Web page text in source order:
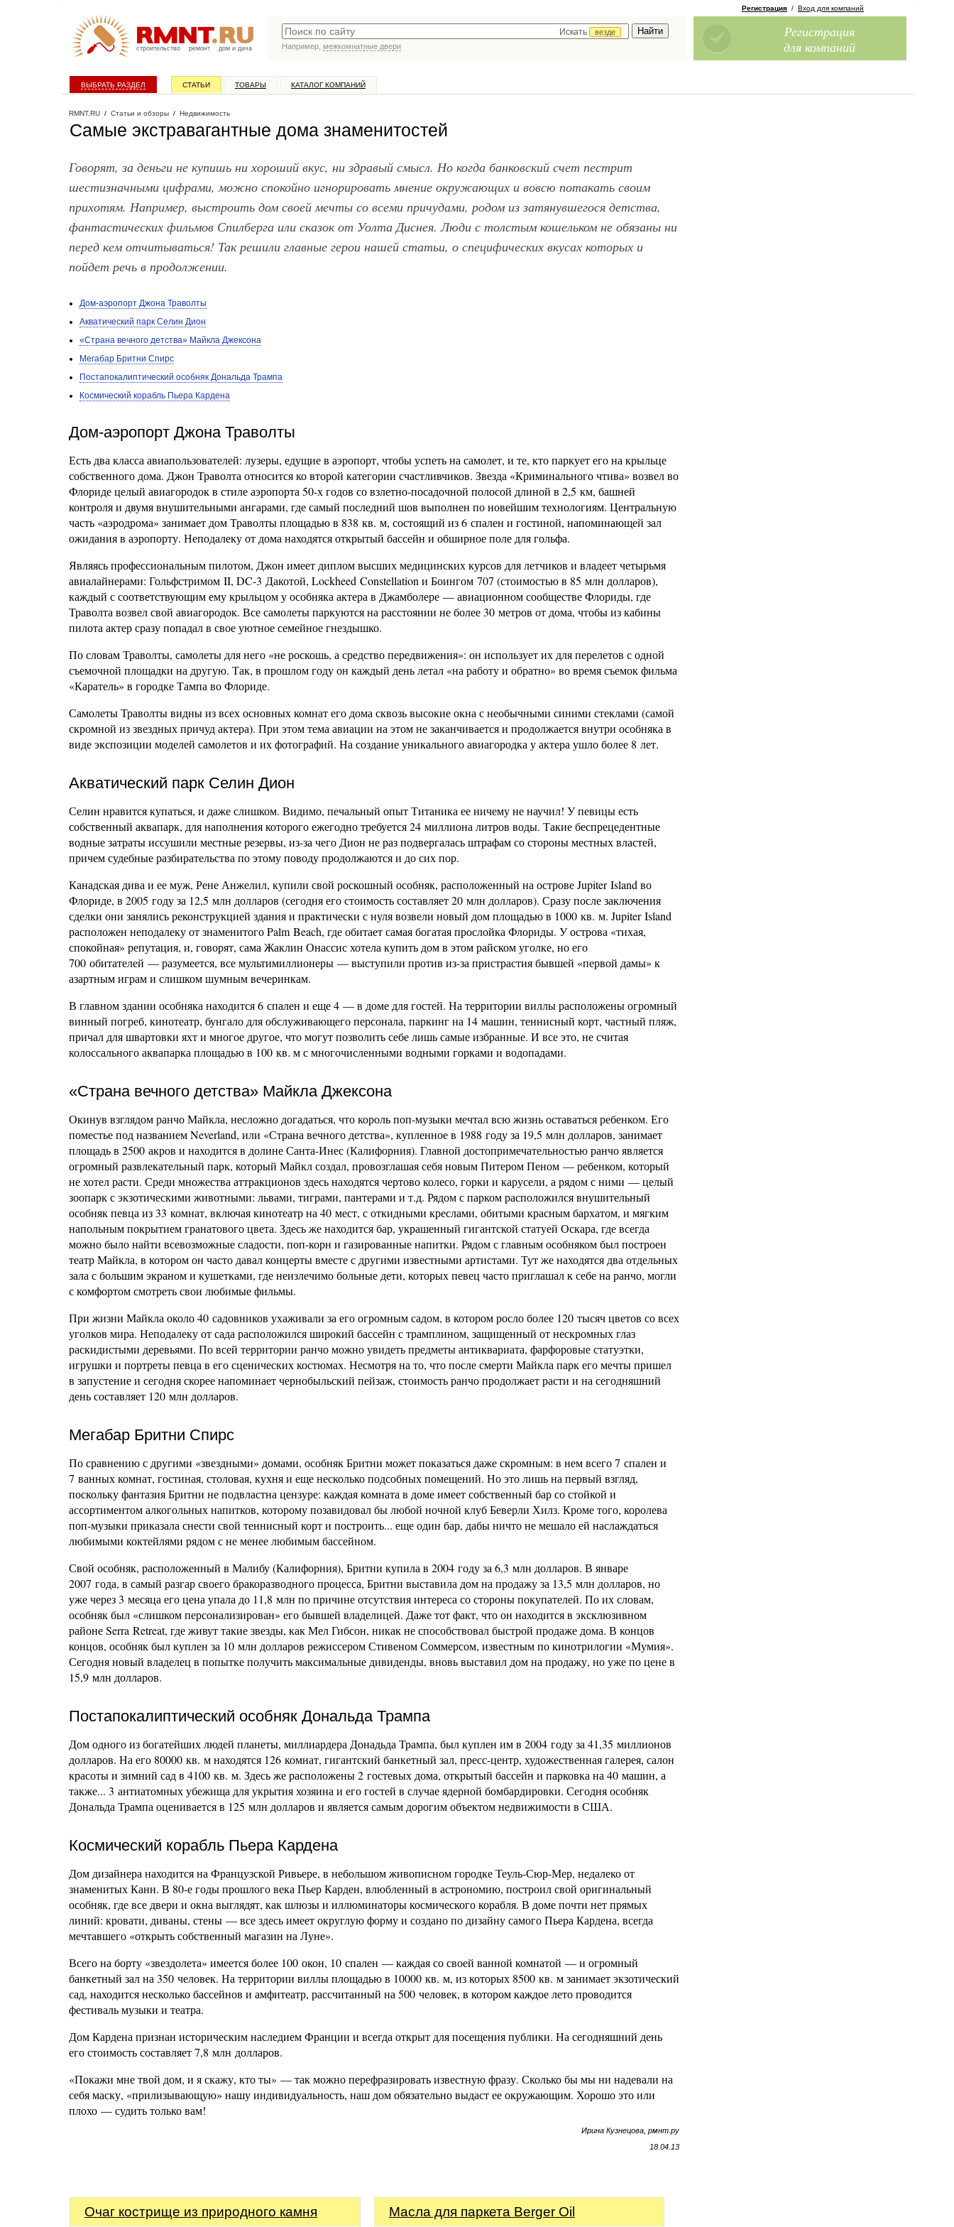
строительство ремонт дом и дача
Искать
везде
Например, межкомнатные двери
Регистрация / Вход для компаний
Регистрация
для компаний
ВЫБРАТЬ РАЗДЕЛ СТАТЬИ ТОВАРЫ КАТАЛОГ КОМПАНИЙ
RMNT.RU / Статьи и обзоры / Недвижимость
Самые экстравагантные дома знаменитостей
Говорят, за деньги не купишь ни хороший вкус, ни здравый смысл. Но когда банковский счет пестрит
шестизначными цифрами, можно спокойно игнорировать мнение окружающих и вовсю потакать своим
прихотям. Например, выстроить дом своей мечты со всеми причудами, родом из затянувшегося детства,
фантастических фильмов Спилберга или сказок от Уолта Диснея. Люди с толстым кошельком не обязаны ни
перед кем отчитываться! Так решили главные герои нашей статьи, о специфических вкусах которых и
пойдет речь в продолжении.
Дом-аэропорт Джона Траволты
Акватический парк Селин Дион
«Страна вечного детства» Майкла Джексона
Мегабар Бритни Спирс
Постапокалиптический особняк Дональда Трампа
Космический корабль Пьера Кардена
Дом-аэропорт Джона Траволты
Есть два класса авиапользователей: лузеры, едущие в аэропорт, чтобы успеть на самолет, и те, кто паркует его на крыльце
собственного дома. Джон Траволта относится ко второй категории счастливчиков. Звезда «Криминального чтива» возвел во
Флориде целый авиагородок в стиле аэропорта 50-х годов со взлетно-посадочной полосой длиной в 2,5 км, башней
контроля и двумя внушительными ангарами, где самый последний шов выполнен по новейшим технологиям. Центральную
часть «аэродрома» занимает дом Траволты площадью в 838 кв. м, состоящий из 6 спален и гостиной, напоминающей зал
ожидания в аэропорту. Неподалеку от дома находятся открытый бассейн и обширное поле для гольфа.
Являясь профессиональным пилотом, Джон имеет диплом высших медицинских курсов для летчиков и владеет четырьмя
авиалайнерами: Гольфстримом II, DC-3 Дакотой, Lockheed Constellation и Боингом 707 (стоимостью в 85 млн долларов),
каждый с соответствующим ему крыльцом у особняка актера в Джамболере — авиационном сообществе Флориды, где
Траволта возвел свой авиагородок. Все самолеты паркуются на расстоянии не более 30 метров от дома, чтобы из кабины
пилота актер сразу попадал в свое уютное семейное гнездышко.
По словам Траволты, самолеты для него «не роскошь, а средство передвижения»: он использует их для перелетов с одной
съемочной площадки на другую. Так, в прошлом году он каждый день летал «на работу и обратно» во время съемок фильма
«Каратель» в городке Тампа во Флориде.
Самолеты Траволты видны из всех основных комнат его дома сквозь высокие окна с необычными синими стеклами (самой
скромной из звездных причуд актера). При этом тема авиации на этом не заканчивается и продолжается внутри особняка в
виде экспозиции моделей самолетов и их фотографий. На создание уникального авиагородка у актера ушло более 8 лет.
Акватический парк Селин Дион
Селин нравится купаться, и даже слишком. Видимо, печальный опыт Титаника ее ничему не научил! У певицы есть
собственный аквапарк, для наполнения которого ежегодно требуется 24 миллиона литров воды. Такие беспрецедентные
водные затраты иссушили местные резервы, из-за чего Дион не раз подвергалась штрафам со стороны местных властей,
причем судебные разбирательства по этому поводу продолжаются и до сих пор.
Канадская дива и ее муж, Рене Анжелил, купили свой роскошный особняк, расположенный на острове Jupiter Island во
Флориде, в 2005 году за 12,5 млн долларов (сегодня его стоимость составляет 20 млн долларов). Сразу после заключения
сделки они занялись реконструкцией здания и практически с нуля возвели новый дом площадью в 1000 кв. м. Jupiter Island
расположен неподалеку от знаменитого Palm Beach, где обитает самая богатая прослойка Флориды. У острова «тихая,
спокойная» репутация, и, говорят, сама Жаклин Онассис хотела купить дом в этом райском уголке, но его
700 обитателей — разумеется, все мультимиллионеры — выступили против из-за пристрастия бывшей «первой дамы» к
азартным играм и слишком шумным вечеринкам.
В главном здании особняка находится 6 спален и еще 4 — в доме для гостей. На территории виллы расположены огромный
винный погреб, кинотеатр, бунгало для обслуживающего персонала, паркинг на 14 машин, теннисный корт, частный пляж,
причал для швартовки яхт и многое другое, что могут позволить себе лишь самые избранные. И все это, не считая
колоссального аквапарка площадью в 100 кв. м с многочисленными водными горками и водопадами.
«Страна вечного детства» Майкла Джексона
Окинув взглядом ранчо Майкла, несложно догадаться, что король поп-музыки мечтал всю жизнь оставаться ребенком. Его
поместье под названием Neverland, или «Страна вечного детства», купленное в 1988 году за 19,5 млн долларов, занимает
площадь в 2500 акров и находится в долине Санта-Инес (Калифорния). Главной достопримечательностью ранчо является
огромный развлекательный парк, который Майкл создал, провозглашая себя новым Питером Пеном — ребенком, который
не хотел расти. Среди множества аттракционов здесь находятся чертово колесо, горки и карусели, а рядом с ними — целый
зоопарк с экзотическими животными: львами, тиграми, пантерами и т.д. Рядом с парком расположился внушительный
особняк певца из 33 комнат, включая кинотеатр на 40 мест, с откидными креслами, обитыми красным бархатом, и мягким
напольным покрытием гранатового цвета. Здесь же находится бар, украшенный гигантской статуей Оскара, где всегда
можно было найти всевозможные сладости, поп-корн и газированные напитки. Рядом с главным особняком был построен
театр Майкла, в котором он часто давал концерты вместе с другими известными артистами. Тут же находятся два отдельных
зала с большим экраном и кушетками, где неизлечимо больные дети, которых певец часто приглашал к себе на ранчо, могли
с комфортом смотреть свои любимые фильмы.
При жизни Майкла около 40 садовников ухаживали за его огромным садом, в котором росло более 120 тысяч цветов со всех
уголков мира. Неподалеку от сада расположился широкий бассейн с трамплином, защищенный от нескромных глаз
раскидистыми деревьями. По всей территории ранчо можно увидеть предметы антиквариата, фарфоровые статуэтки,
игрушки и портреты певца в его сценических костюмах. Несмотря на то, что после смерти Майкла парк его мечты пришел
в запустение и сегодня скорее напоминает чернобыльский пейзаж, стоимость ранчо продолжает расти и на сегодняшний
день составляет 120 млн долларов.
Мегабар Бритни Спирс
По сравнению с другими «звездными» домами, особняк Бритни может показаться даже скромным: в нем всего 7 спален и
7 ванных комнат, гостиная, столовая, кухня и еще несколько подсобных помещений. Но это лишь на первый взгляд,
поскольку фантазия Бритни не подвластна цензуре: каждая комната в доме имеет собственный бар со стойкой и
ассортиментом алкогольных напитков, которому позавидовал бы любой ночной клуб Беверли Хилз. Кроме того, королева
поп-музыки приказала снести свой теннисный корт и построить... еще один бар, дабы ничто не мешало ей наслаждаться
любимыми коктейлями рядом с не менее любимым бассейном.
Свой особняк, расположенный в Малибу (Калифорния), Бритни купила в 2004 году за 6,3 млн долларов. В январе
2007 года, в самый разгар своего бракоразводного процесса, Бритни выставила дом на продажу за 13,5 млн долларов, но
уже через 3 месяца его цена упала до 11,8 млн по причине отсутствия интереса со стороны покупателей. По их словам,
особняк был «слишком персонализирован» его бывшей владелицей. Даже тот факт, что он находится в эксклюзивном
районе Serra Retreat, где живут такие звезды, как Мел Гибсон, никак не способствовал быстрой продаже дома. В концов
концов, особняк был куплен за 10 млн долларов режиссером Стивеном Соммерсом, известным по кинотрилогии «Мумия».
Сегодня новый владелец в попытке получить максимальные дивиденды, вновь выставил дом на продажу, но уже по цене в
15,9 млн долларов.
Постапокалиптический особняк Дональда Трампа
Дом одного из богатейших людей планеты, миллиардера Донадьда Трампа, был куплен им в 2004 году за 41,35 миллионов
долларов. На его 80000 кв. м находятся 126 комнат, гигантский банкетный зал, пресс-центр, художественная галерея, салон
красоты и зимний сад в 4100 кв. м. Здесь же расположены 2 гостевых дома, открытый бассейн и парковка на 40 машин, а
также... 3 антиатомных убежища для укрытия хозяина и его гостей в случае ядерной бомбардировки. Сегодня особняк
Дональда Трампа оценивается в 125 млн долларов и является самым дорогим объектом недвижимости в США.
Космический корабль Пьера Кардена
Дом дизайнера находится на Французской Ривьере, в небольшом живописном городке Теуль-Сюр-Мер, недалеко от
знаменитых Канн. В 80-е годы прошлого века Пьер Карден, влюбленный в астрономию, построил свой оригинальный
особняк, где все двери и окна выглядят, как шлюзы и иллюминаторы космического корабля. В доме почти нет прямых
линий: кровати, диваны, стены — все здесь имеет округлую форму и создано по дизайну самого Пьера Кардена, всегда
мечтавшего «открыть собственный магазин на Луне».
Всего на борту «звездолета» имеется более 100 окон, 10 спален — каждая со своей ванной комнатой — и огромный
банкетный зал на 350 человек. На территории виллы площадью в 10000 кв. м, из которых 8500 кв. м занимает экзотический
сад, находится несколько бассейнов и амфитеатр, рассчитанный на 500 человек, в котором каждое лето проводится
фестиваль музыки и театра.
Дом Кардена признан историческим наследием Франции и всегда открыт для посещения публики. На сегодняшний день
его стоимость составляет 7,8 млн долларов.
«Покажи мне твой дом, и я скажу, кто ты» — так можно перефразировать известную фразу. Сколько бы мы ни надевали на
себя маску, «прилизывающую» нашу индивидуальность, наш дом обязательно выдаст ее окружающим. Хорошо это или
плохо — судить только вам!
Ирина Кузнецова, рмнт.ру
18.04.13
Очаг кострище из природного камня Масла для паркета Berger Oil